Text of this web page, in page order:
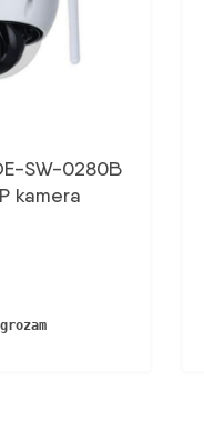
SW-0280B
kamera